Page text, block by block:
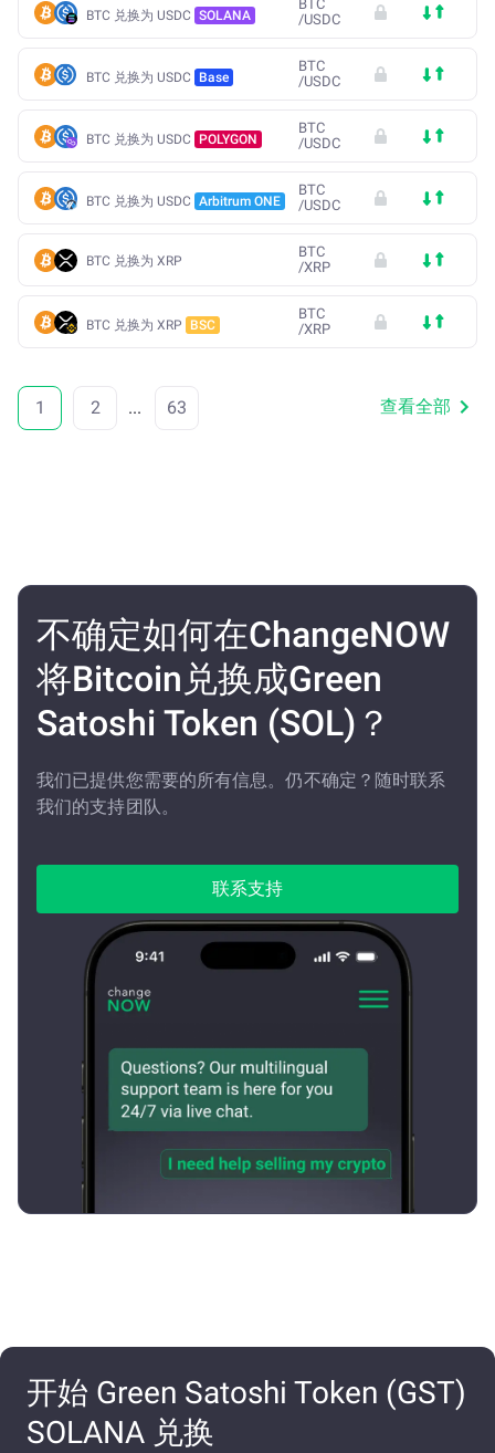
BTC 兑换为 USDC SOLANA
BTC
/USDC
BTC 兑换为 USDC Base
BTC
/USDC
BTC 兑换为 USDC POLYGON
BTC
/USDC
BTC 兑换为 USDC Arbitrum ONE
BTC
/USDC
BTC 兑换为 XRP
BTC
/XRP
BTC 兑换为 XRP BSC
BTC
/XRP
1 2 ... 63 查看全部
不确定如何在ChangeNOW
将Bitcoin兑换成Green
Satoshi Token (SOL)？
我们已提供您需要的所有信息。仍不确定？随时联系
我们的支持团队。
联系支持
开始 Green Satoshi Token (GST)
SOLANA 兑换